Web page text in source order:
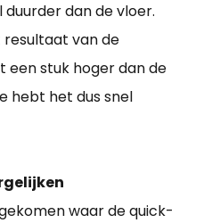
dan de vloer.
van de
een stuk hoger dan de
hebt het dus snel
waar de quick-